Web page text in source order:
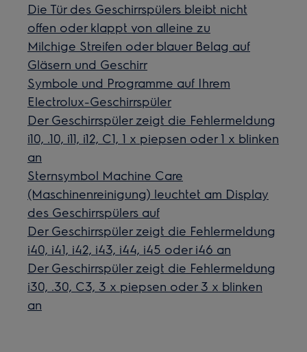
Die Tür des Geschirrspülers bleibt nicht
offen oder klappt von alleine zu
Milchige Streifen oder blauer Belag auf
Gläsern und Geschirr
Symbole und Programme auf Ihrem
Electrolux-Geschirrspüler
Der Geschirrspüler zeigt die Fehlermeldung
i10, .10, i11, i12, C1, 1 x piepsen oder 1 x blinken
an
Sternsymbol Machine Care
(Maschinenreinigung) leuchtet am Display
des Geschirrspülers auf
Der Geschirrspüler zeigt die Fehlermeldung
i40, i41, i42, i43, i44, i45 oder i46 an
Der Geschirrspüler zeigt die Fehlermeldung
i30, .30, C3, 3 x piepsen oder 3 x blinken
an